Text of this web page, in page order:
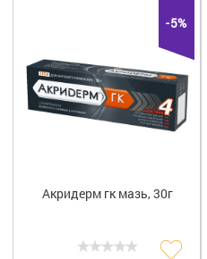
-5%
Акридерм гк мазь, 30г